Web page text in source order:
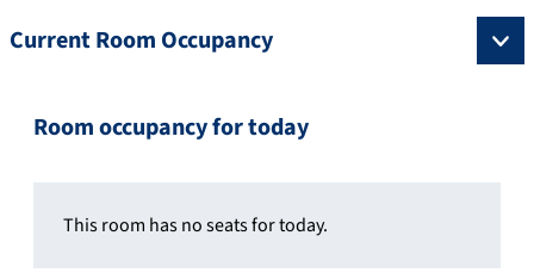
Current Room Occupancy
Room occupancy for today
This room has no seats for today.